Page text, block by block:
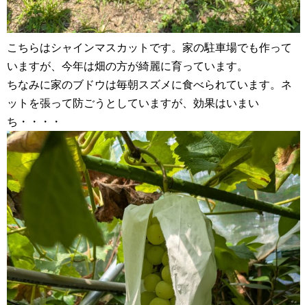
こちらはシャインマスカットです。家の駐車場でも作って
いますが、今年は畑の方が綺麗に育っています。
ちなみに家のブドウは毎朝スズメに食べられています。ネ
ットを張って防ごうとしていますが、効果はいまい
ち・・・・